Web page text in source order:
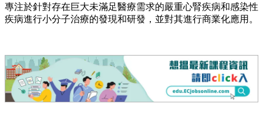
專注於針對存在巨大未滿足醫療需求的嚴重心腎疾病和感染性
疾病進行小分子治療的發現和研發，並對其進行商業化應用。